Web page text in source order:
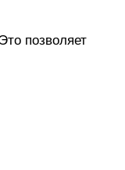
позволяет